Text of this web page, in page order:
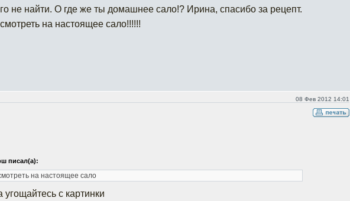
не найти. О где же ты домашнее сало!? Ирина, спасибо за рецепт.
на настоящее сало!!!!!!
08 Фев 2012 14:01
писал(а):
на настоящее сало
угощайтесь с картинки